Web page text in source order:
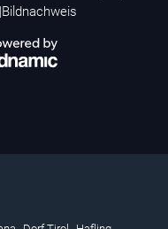
Bildnachweis